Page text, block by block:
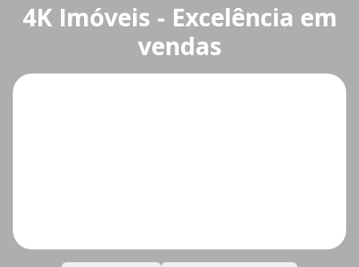
4K Imóveis - Excelência em
vendas